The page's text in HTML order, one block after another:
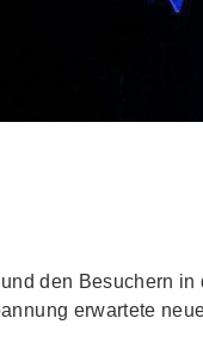
den Besuchern
erwartete